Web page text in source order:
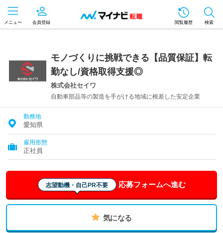
メニュー 会員登録 閲覧履歴 検索
モノづくりに挑戦できる【品質保証】転
勤なし/資格取得支援◎
株式会社セイワ
自動車部品等の製造を手がける地域に根差した安定企業
勤務地
愛知県
雇用形態
正社員
志望動機・自己PR不要 応募フォームへ進む
気になる